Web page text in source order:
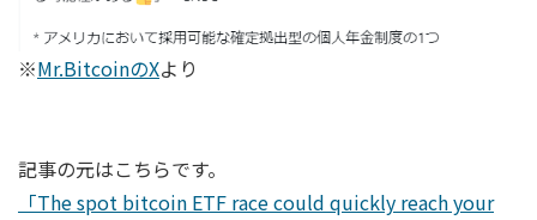
※Mr.BitcoinのXより
記事の元はこちらです。
「The spot bitcoin ETF race could quickly reach your